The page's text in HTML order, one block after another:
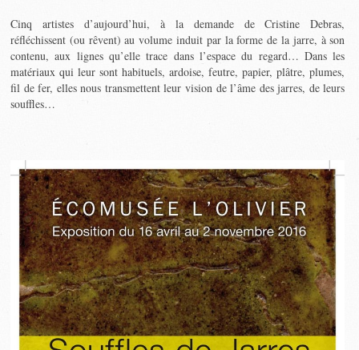
Cinq artistes d’aujourd’hui, à la demande de Cristine Debras,
réfléchissent (ou rêvent) au volume induit par la forme de la jarre, à son
contenu, aux lignes qu’elle trace dans l’espace du regard… Dans les
matériaux qui leur sont habituels, ardoise, feutre, papier, plâtre, plumes,
fil de fer, elles nous transmettent leur vision de l’âme des jarres, de leurs
souffles…